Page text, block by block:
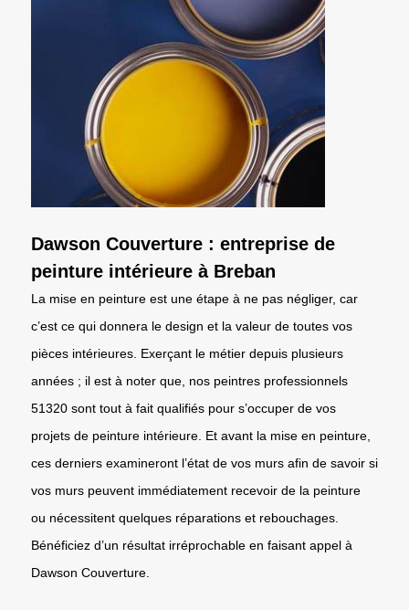
Dawson Couverture : entreprise de
peinture intérieure à Breban
La mise en peinture est une étape à ne pas négliger, car
c’est ce qui donnera le design et la valeur de toutes vos
pièces intérieures. Exerçant le métier depuis plusieurs
années ; il est à noter que, nos peintres professionnels
51320 sont tout à fait qualifiés pour s’occuper de vos
projets de peinture intérieure. Et avant la mise en peinture,
ces derniers examineront l’état de vos murs afin de savoir si
vos murs peuvent immédiatement recevoir de la peinture
ou nécessitent quelques réparations et rebouchages.
Bénéficiez d’un résultat irréprochable en faisant appel à
Dawson Couverture.